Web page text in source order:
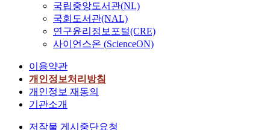
국립중앙도서관(NL)
국회도서관(NAL)
연구윤리정보포털(CRE)
사이언스온 (ScienceON)
이용약관
개인정보처리방침
개인정보 재동의
기관소개
저작물 게시중단요청